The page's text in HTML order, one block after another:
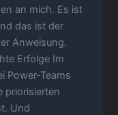
an mich. Es ist
das ist der
Anweisung.
Erfolge Im
Power-Teams
priorisierten
Und